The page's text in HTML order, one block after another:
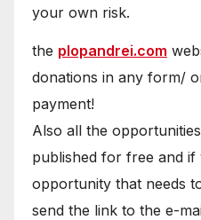
your own risk.
the plopandrei.com
donations in any form/
payment!
Also all the
published for free and if
opportunity that needs
send the link to the e-